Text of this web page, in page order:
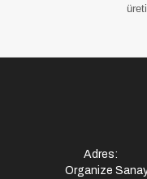
Adres:
Organize